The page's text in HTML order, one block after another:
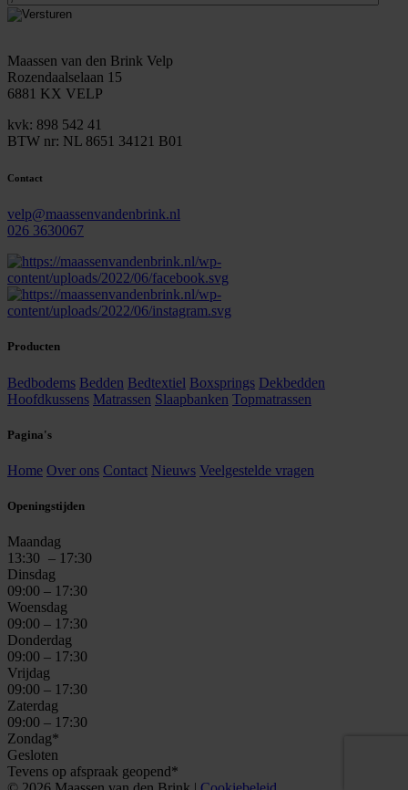
e-
mailadres
Maassen van den Brink Velp
Rozendaalselaan 15
6881 KX VELP
kvk: 898 542 41
BTW nr: NL 8651 34121 B01
Contact
velp@maassenvandenbrink.nl
026 3630067
Producten
Bedbodems Bedden Bedtextiel Boxsprings Dekbedden
Hoofdkussens Matrassen Slaapbanken Topmatrassen
Pagina's
Home Over ons Contact Nieuws Veelgestelde vragen
Openingstijden
Maandag
13:30 – 17:30
Dinsdag
09:00 – 17:30
Woensdag
09:00 – 17:30
Donderdag
09:00 – 17:30
Vrijdag
09:00 – 17:30
Zaterdag
09:00 – 17:30
Zondag*
Gesloten
Tevens op afspraak geopend*